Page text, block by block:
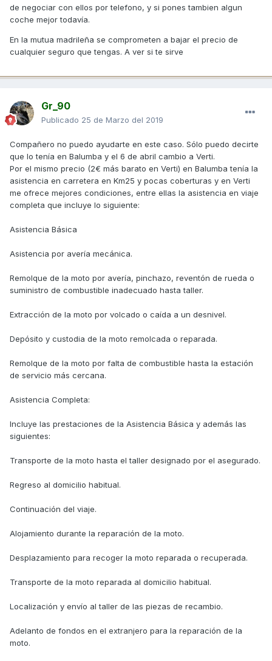
de negociar con ellos por telefono, y si pones tambien algun
coche mejor todavía.
En la mutua madrileña se comprometen a bajar el precio de
cualquier seguro que tengas. A ver si te sirve
Gr_90
Publicado 25 de Marzo del 2019
Compañero no puedo ayudarte en este caso. Sólo puedo decirte
que lo tenía en Balumba y el 6 de abril cambio a Verti.
Por el mismo precio (2€ más barato en Verti) en Balumba tenía la
asistencia en carretera en Km25 y pocas coberturas y en Verti
me ofrece mejores condiciones, entre ellas la asistencia en viaje
completa que incluye lo siguiente:
Asistencia Básica
Asistencia por avería mecánica.
Remolque de la moto por avería, pinchazo, reventón de rueda o
suministro de combustible inadecuado hasta taller.
Extracción de la moto por volcado o caída a un desnivel.
Depósito y custodia de la moto remolcada o reparada.
Remolque de la moto por falta de combustible hasta la estación
de servicio más cercana.
Asistencia Completa:
Incluye las prestaciones de la Asistencia Básica y además las
siguientes:
Transporte de la moto hasta el taller designado por el asegurado.
Regreso al domicilio habitual.
Continuación del viaje.
Alojamiento durante la reparación de la moto.
Desplazamiento para recoger la moto reparada o recuperada.
Transporte de la moto reparada al domicilio habitual.
Localización y envío al taller de las piezas de recambio.
Adelanto de fondos en el extranjero para la reparación de la
moto.